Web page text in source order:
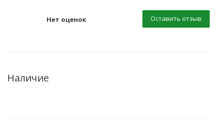
Нет оценок Оставить отзыв
Наличие